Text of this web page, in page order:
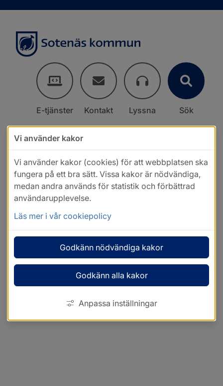
E-tjänster Kontakt Lyssna Sök
Vi använder kakor
Vi använder kakor (cookies) för att webbplatsen ska
fungera på ett bra sätt. Vissa kakor är nödvändiga,
medan andra används för statistik och förbättrad
användarupplevelse.
Läs mer i vår cookiepolicy
Godkänn nödvändiga kakor
Godkänn alla kakor
Anpassa inställningar